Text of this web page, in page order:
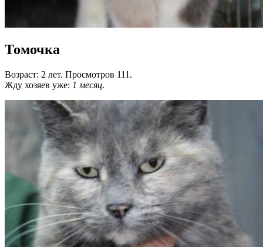
Томочка
Возраст: 2 лет. Просмотров 111.
Жду хозяев уже: 1 месяц.